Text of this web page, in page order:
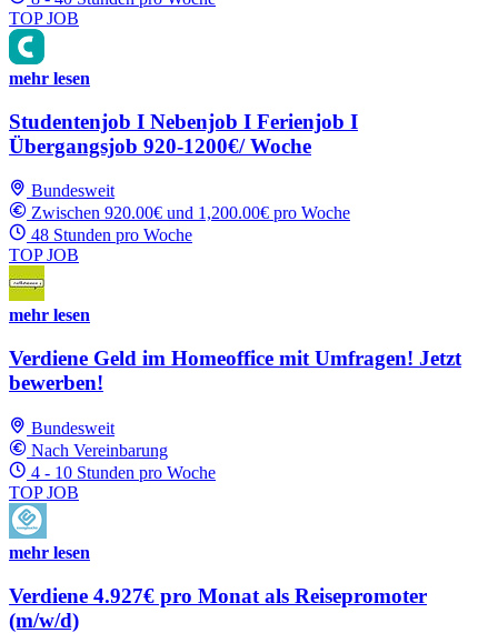
TOP JOB
mehr lesen
Studentenjob I Nebenjob I Ferienjob I
Übergangsjob 920-1200€/ Woche
Bundesweit
Zwischen 920.00€ und 1,200.00€ pro Woche
48 Stunden pro Woche
TOP JOB
mehr lesen
Verdiene Geld im Homeoffice mit Umfragen! Jetzt
bewerben!
Bundesweit
Nach Vereinbarung
4 - 10 Stunden pro Woche
TOP JOB
mehr lesen
Verdiene 4.927€ pro Monat als Reisepromoter
(m/w/d)